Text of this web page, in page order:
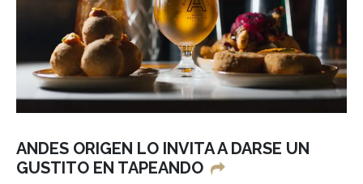
ANDES ORIGEN LO INVITA A DARSE UN
GUSTITO EN TAPEANDO